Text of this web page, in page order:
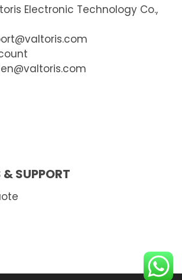
Electronic Technology Co.,
& SUPPORT